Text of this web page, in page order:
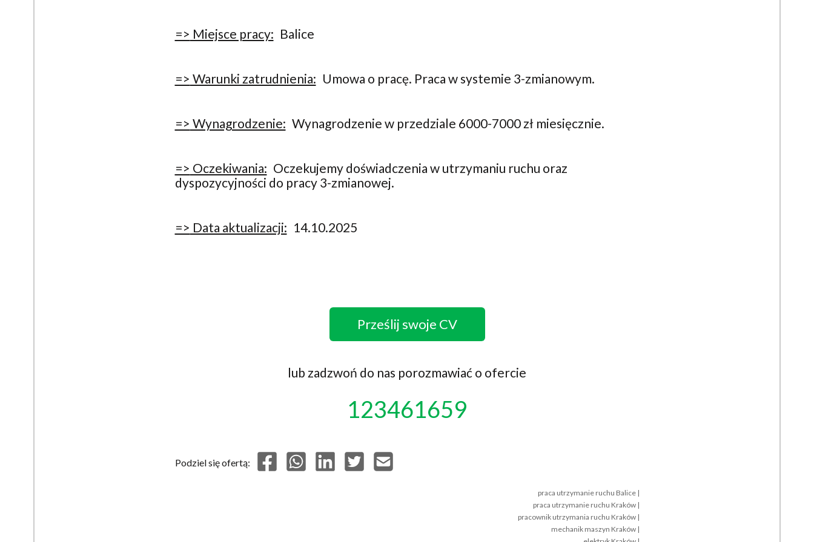
=> Miejsce pracy: Balice
=> Warunki zatrudnienia: Umowa o pracę. Praca w systemie 3-zmianowym.
=> Wynagrodzenie: Wynagrodzenie w przedziale 6000-7000 zł miesięcznie.
=> Oczekiwania: Oczekujemy doświadczenia w utrzymaniu ruchu oraz
dyspozycyjności do pracy 3-zmianowej.
=> Data aktualizacji: 14.10.2025
Prześlij swoje CV
lub zadzwoń do nas porozmawiać o ofercie
123461659
Podziel się ofertą:
praca utrzymanie ruchu Balice |
praca utrzymanie ruchu Kraków |
pracownik utrzymania ruchu Kraków |
mechanik maszyn Kraków |